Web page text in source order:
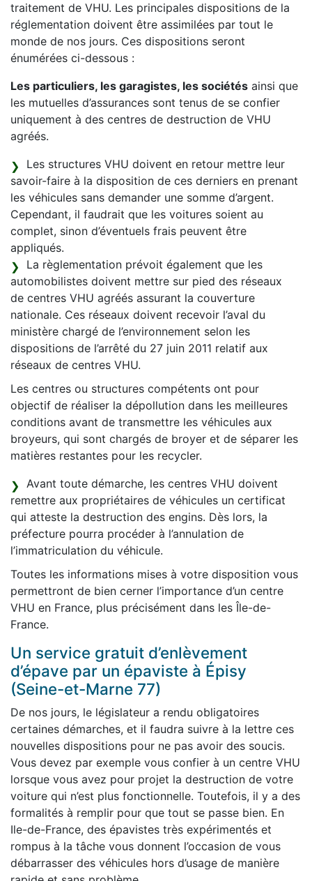
traitement de VHU. Les principales dispositions de la
réglementation doivent être assimilées par tout le
monde de nos jours. Ces dispositions seront
énumérées ci-dessous :
Les particuliers, les garagistes, les sociétés ainsi que
les mutuelles d’assurances sont tenus de se confier
uniquement à des centres de destruction de VHU
agréés.
Les structures VHU doivent en retour mettre leur
savoir-faire à la disposition de ces derniers en prenant
les véhicules sans demander une somme d’argent.
Cependant, il faudrait que les voitures soient au
complet, sinon d’éventuels frais peuvent être
appliqués.
La règlementation prévoit également que les
automobilistes doivent mettre sur pied des réseaux
de centres VHU agréés assurant la couverture
nationale. Ces réseaux doivent recevoir l’aval du
ministère chargé de l’environnement selon les
dispositions de l’arrêté du 27 juin 2011 relatif aux
réseaux de centres VHU.
Les centres ou structures compétents ont pour
objectif de réaliser la dépollution dans les meilleures
conditions avant de transmettre les véhicules aux
broyeurs, qui sont chargés de broyer et de séparer les
matières restantes pour les recycler.
Avant toute démarche, les centres VHU doivent
remettre aux propriétaires de véhicules un certificat
qui atteste la destruction des engins. Dès lors, la
préfecture pourra procéder à l’annulation de
l’immatriculation du véhicule.
Toutes les informations mises à votre disposition vous
permettront de bien cerner l’importance d’un centre
VHU en France, plus précisément dans les Île-de-
France.
Un service gratuit d’enlèvement
d’épave par un épaviste à Épisy
(Seine-et-Marne 77)
De nos jours, le législateur a rendu obligatoires
certaines démarches, et il faudra suivre à la lettre ces
nouvelles dispositions pour ne pas avoir des soucis.
Vous devez par exemple vous confier à un centre VHU
lorsque vous avez pour projet la destruction de votre
voiture qui n’est plus fonctionnelle. Toutefois, il y a des
formalités à remplir pour que tout se passe bien. En
Ile-de-France, des épavistes très expérimentés et
rompus à la tâche vous donnent l’occasion de vous
débarrasser des véhicules hors d’usage de manière